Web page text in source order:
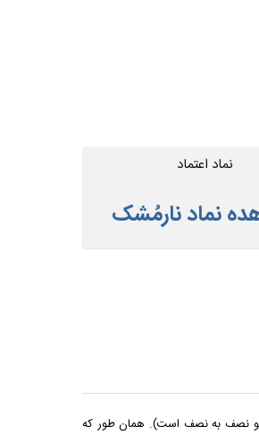
نماد اعتماد
نماد نارمُشک
نصف به نصف است). همان طور که